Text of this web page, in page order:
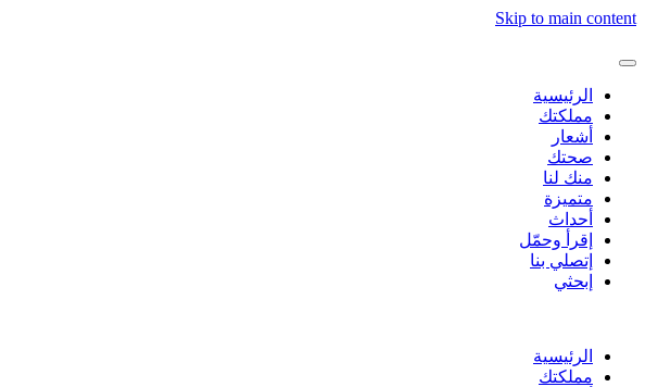
Skip to main content
الرئيسية
مملكتك
أشعار
صحتك
منك لنا
متميزة
أحداث
إقرأ وحمّل
إتصلي بنا
إبحثي
الرئيسية
مملكتك